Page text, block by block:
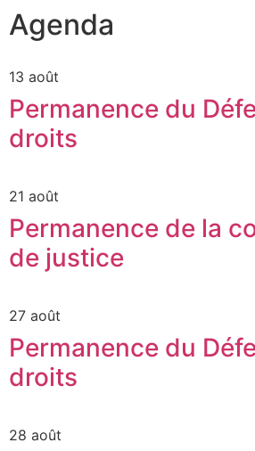
Agenda
13 août
Permanence du
droits
21 août
Permanence de la
de justice
27 août
Permanence du
droits
28 août